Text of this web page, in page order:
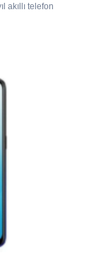
akıllı telefon